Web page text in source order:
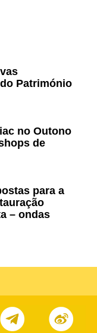
Património
no Outono
de
para a
– ondas